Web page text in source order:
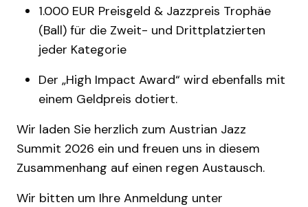
1.000 EUR Preisgeld & Jazzpreis Trophäe
(Ball) für die Zweit- und Drittplatzierten
jeder Kategorie
Der „High Impact Award“ wird ebenfalls mit
einem Geldpreis dotiert.
Wir laden Sie herzlich zum Austrian Jazz
Summit 2026 ein und freuen uns in diesem
Zusammenhang auf einen regen Austausch.
Wir bitten um Ihre Anmeldung unter